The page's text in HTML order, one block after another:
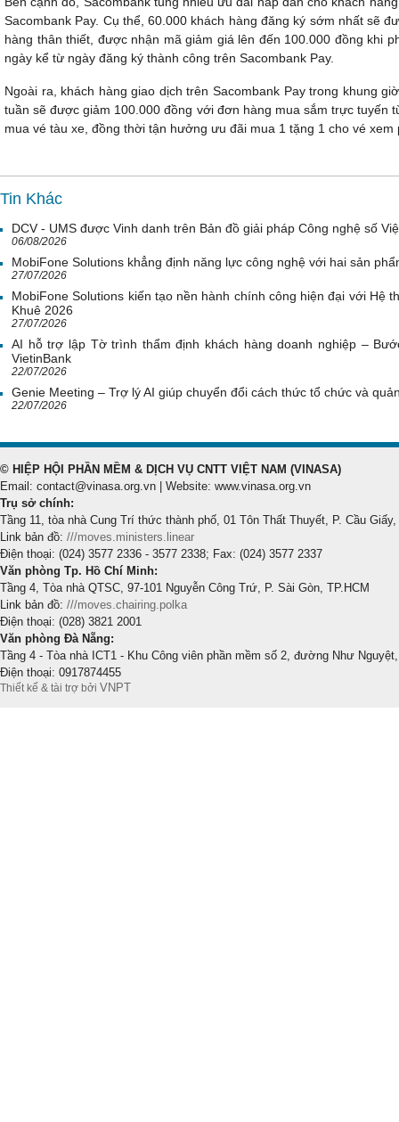
Sacombank Pay. Cụ thể, 60.000 khách hàng đăng ký sớm nhất sẽ
hàng thân thiết, được nhận mã giảm giá lên đến 100.000 đồng khi
ngày kể từ ngày đăng ký thành công trên Sacombank Pay.
Ngoài ra, khách hàng giao dịch trên Sacombank Pay trong khung
tuần sẽ được giảm 100.000 đồng với đơn hàng mua sắm trực tuyến
mua vé tàu xe, đồng thời tận hưởng ưu đãi mua 1 tặng 1 cho vé
Tin Khác
DCV - UMS được Vinh danh trên Bản đồ giải pháp Công nghệ số
06/08/2026
MobiFone Solutions khẳng định năng lực công nghệ với hai sản
27/07/2026
MobiFone Solutions kiến tạo nền hành chính công hiện đại với Hệ
Khuê 2026
27/07/2026
AI hỗ trợ lập Tờ trình thẩm định khách hàng doanh nghiệp –
VietinBank
22/07/2026
Genie Meeting – Trợ lý AI giúp chuyển đổi cách thức tổ chức và
22/07/2026
© HIỆP HỘI PHẦN MỀM & DỊCH VỤ CNTT VIỆT NAM (VINASA)
Email: contact@vinasa.org.vn | Website: www.vinasa.org.vn
Trụ sở chính:
Tầng 11, tòa nhà Cung Trí thức thành phố, 01 Tôn Thất Thuyết, P. Cầu Giấy,
Link bản đồ: ///moves.ministers.linear
Điện thoại: (024) 3577 2336 - 3577 2338; Fax: (024) 3577 2337
Văn phòng Tp. Hồ Chí Minh:
Tầng 4, Tòa nhà QTSC, 97-101 Nguyễn Công Trứ, P. Sài Gòn, TP.HCM
Link bản đồ: ///moves.chairing.polka
Điện thoại: (028) 3821 2001
Văn phòng Đà Nẵng:
Tầng 4 - Tòa nhà ICT1 - Khu Công viên phần mềm số 2, đường Như
Điện thoại: 0917874455
Thiết kế & tài trợ bởi VNPT